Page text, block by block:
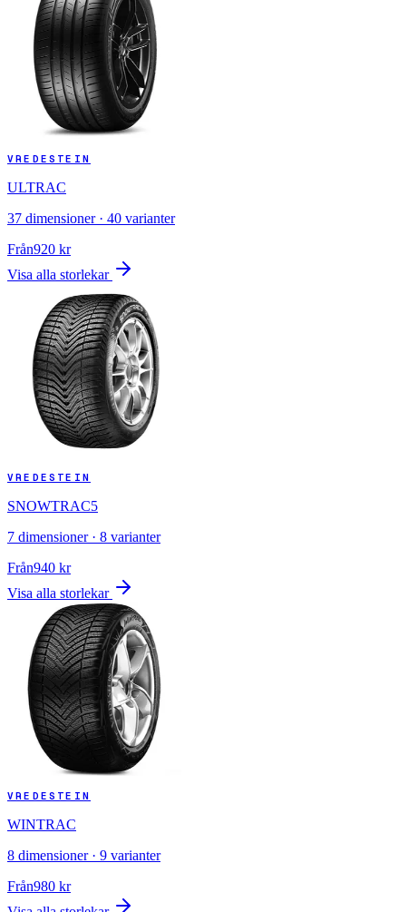
VREDESTEIN
ULTRAC
37 dimensioner · 40 varianter
Från920 kr
Visa alla storlekar
VREDESTEIN
SNOWTRAC5
7 dimensioner · 8 varianter
Från940 kr
Visa alla storlekar
VREDESTEIN
WINTRAC
8 dimensioner · 9 varianter
Från980 kr